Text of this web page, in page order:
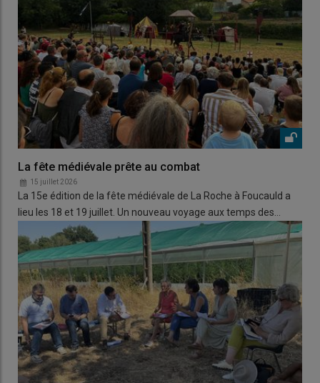
La fête médiévale prête au combat
15 juillet 2026
La 15e édition de la fête médiévale de La Roche à Foucauld a
lieu les 18 et 19 juillet. Un nouveau voyage aux temps des…